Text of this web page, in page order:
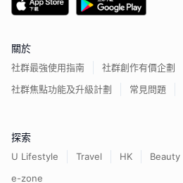
關於
社群最強使用指南
社群創作有價企劃
社群焦點功能及升級計劃
常見問題
探索
U Lifestyle Travel HK Beauty
e-zone